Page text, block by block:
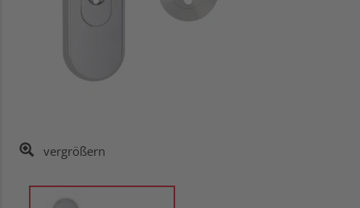
vergrößern